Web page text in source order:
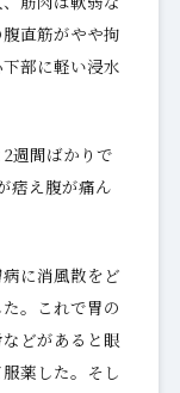
直筋がやや拘
部に軽い浸水
週間ばかりで
痞え腹が痛ん
に消風散をど
。これで胃の
どがあると眼
薬した。そし